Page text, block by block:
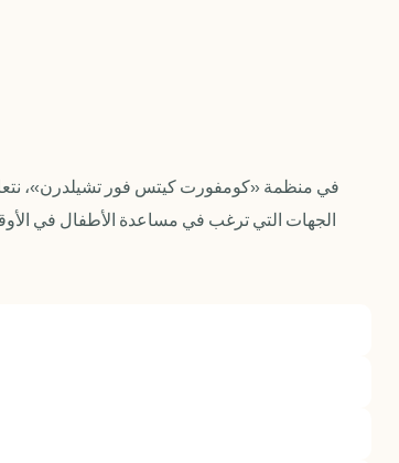
في منظمة «كومفورت كيتس فور تشيلدرن»،
الجهات التي ترغب في مساعدة الأطفال في